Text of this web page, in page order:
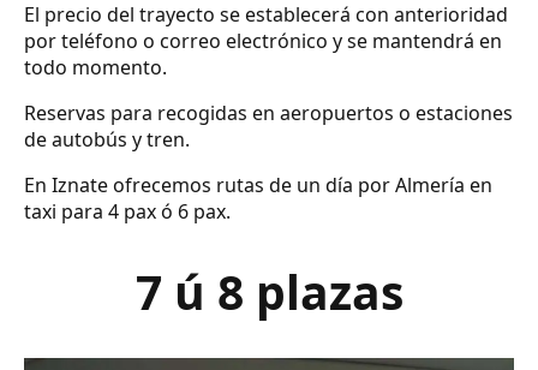
El precio del trayecto se establecerá con anterioridad
por teléfono o correo electrónico y se mantendrá en
todo momento.
Reservas para recogidas en aeropuertos o estaciones
de autobús y tren.
En Iznate ofrecemos rutas de un día por Almería en
taxi para 4 pax ó 6 pax.
7 ú 8 plazas